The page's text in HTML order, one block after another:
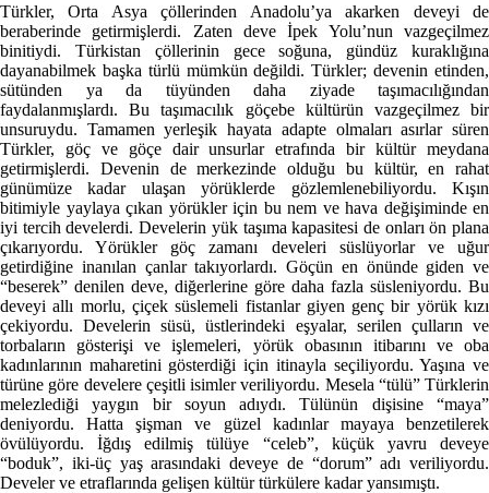
Türkler, Orta Asya çöllerinden Anadolu’ya akarken deveyi de
beraberinde getirmişlerdi. Zaten deve İpek Yolu’nun vazgeçilmez
binitiydi. Türkistan çöllerinin gece soğuna, gündüz kuraklığına
dayanabilmek başka türlü mümkün değildi. Türkler; devenin etinden,
sütünden ya da tüyünden daha ziyade taşımacılığından
faydalanmışlardı. Bu taşımacılık göçebe kültürün vazgeçilmez bir
unsuruydu. Tamamen yerleşik hayata adapte olmaları asırlar süren
Türkler, göç ve göçe dair unsurlar etrafında bir kültür meydana
getirmişlerdi. Devenin de merkezinde olduğu bu kültür, en rahat
günümüze kadar ulaşan yörüklerde gözlemlenebiliyordu. Kışın
bitimiyle yaylaya çıkan yörükler için bu nem ve hava değişiminde en
iyi tercih develerdi. Develerin yük taşıma kapasitesi de onları ön plana
çıkarıyordu. Yörükler göç zamanı develeri süslüyorlar ve uğur
getirdiğine inanılan çanlar takıyorlardı. Göçün en önünde giden ve
“beserek” denilen deve, diğerlerine göre daha fazla süsleniyordu. Bu
deveyi allı morlu, çiçek süslemeli fistanlar giyen genç bir yörük kızı
çekiyordu. Develerin süsü, üstlerindeki eşyalar, serilen çulların ve
torbaların gösterişi ve işlemeleri, yörük obasının itibarını ve oba
kadınlarının maharetini gösterdiği için itinayla seçiliyordu. Yaşına ve
türüne göre develere çeşitli isimler veriliyordu. Mesela “tülü” Türklerin
melezlediği yaygın bir soyun adıydı. Tülünün dişisine “maya”
deniyordu. Hatta şişman ve güzel kadınlar mayaya benzetilerek
övülüyordu. İğdış edilmiş tülüye “celeb”, küçük yavru deveye
“boduk”, iki-üç yaş arasındaki deveye de “dorum” adı veriliyordu.
Develer ve etraflarında gelişen kültür türkülere kadar yansımıştı.